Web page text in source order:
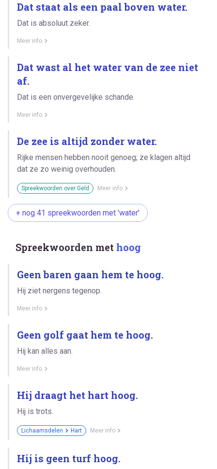
Dat staat als een paal boven water.
Dat is absoluut zeker.
Meer info
Dat wast al het water van de zee niet
af.
Dat is een onvergevelijke schande.
Meer info
De zee is altijd zonder water.
Rijke mensen hebben nooit genoeg; ze klagen altijd
dat ze zo weinig overhouden.
Spreekwoorden over Geld Meer info
+ nog 41 spreekwoorden met 'water'
Spreekwoorden met hoog
Geen baren gaan hem te hoog.
Hij ziet nergens tegenop.
Meer info
Geen golf gaat hem te hoog.
Hij kan alles aan.
Meer info
Hij draagt het hart hoog.
Hij is trots.
Lichaamsdelen Hart Meer info
Hij is geen turf hoog.